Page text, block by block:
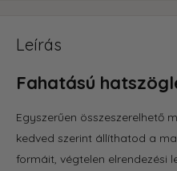
Leírás
Fahatású
Egyszerűen összeszerelhető
kedved szerint állíthatod a
formáit, végtelen elrendezési